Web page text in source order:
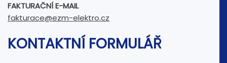
FAKTURAČNÍ E-MAIL
fakturace@ezm-elektro.cz
KONTAKTNÍ FORMULÁŘ